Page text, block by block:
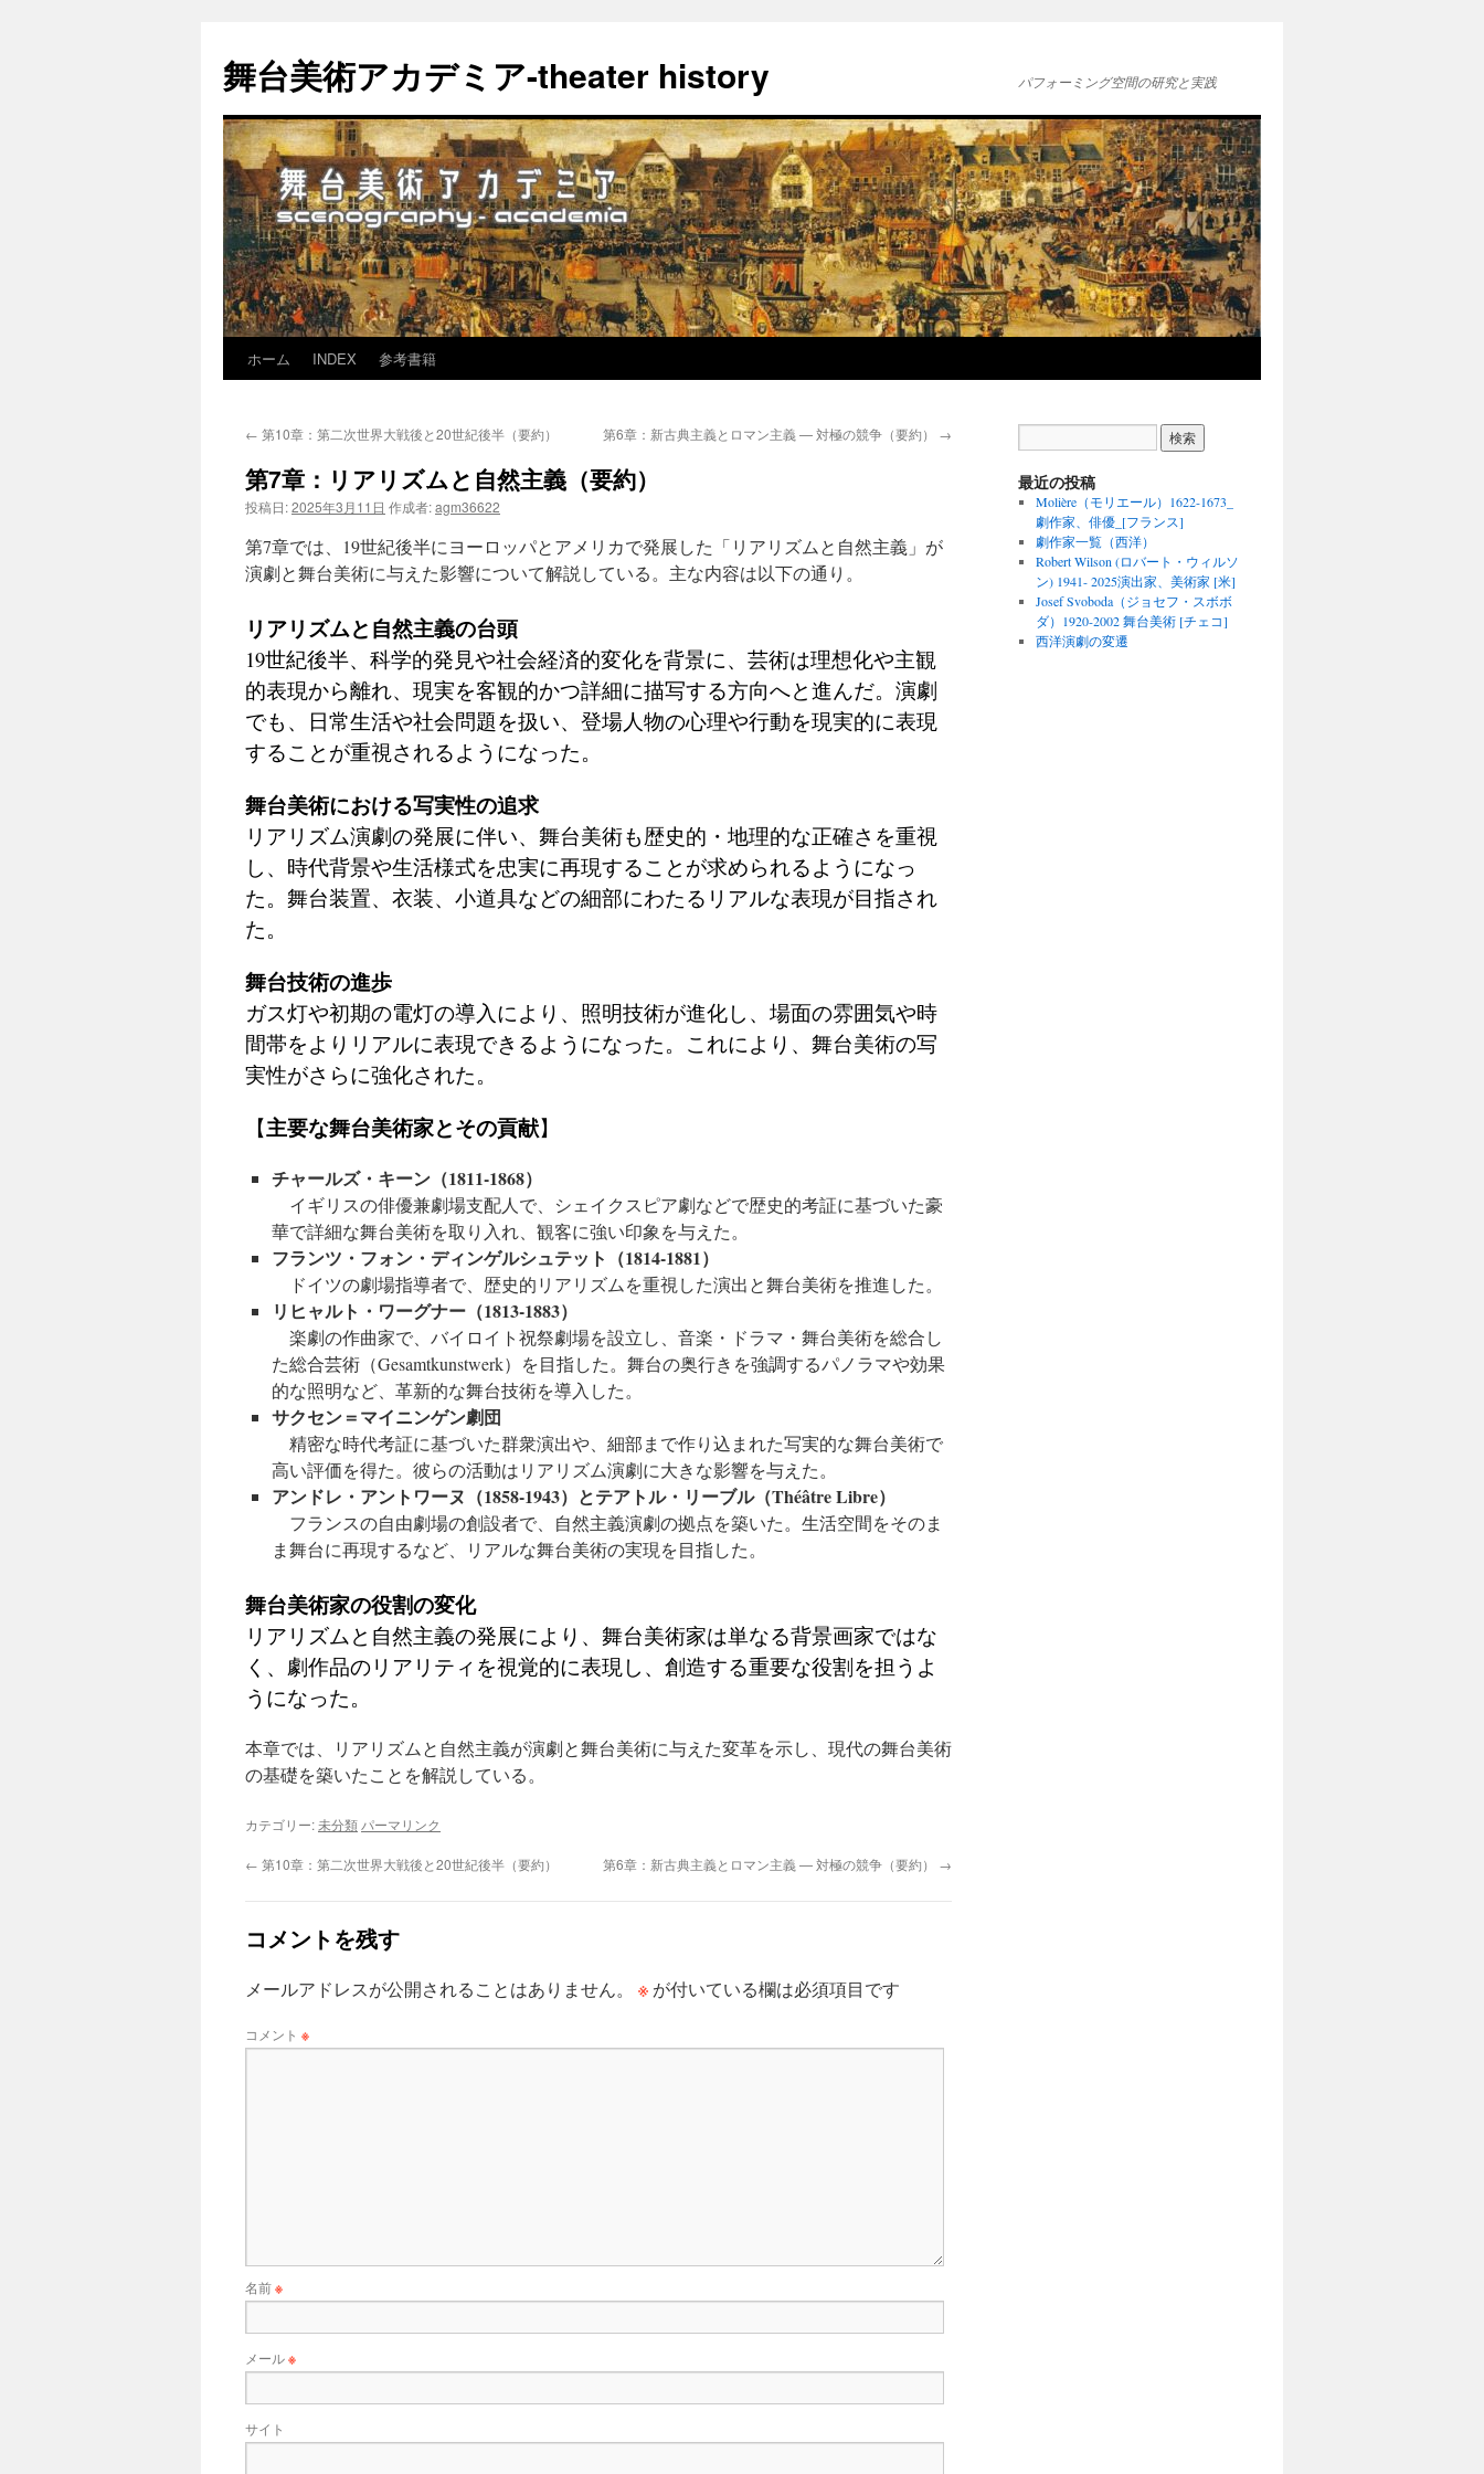
舞台美術アカデミア-theater history パフォーミング空間の研究と実践
へ
ホーム INDEX 参考書籍
← 第10章：第二次世界大戦後と20世紀後半（要約） 第6章：新古典主義とロマン主義 — 対極の競争（要約） →
第7章：リアリズムと自然主義（要約）
投稿日:2025年3月11日 作成者:agm36622
第7章では、19世紀後半にヨーロッパとアメリカで発展した「リアリズムと自然主義」が
演劇と舞台美術に与えた影響について解説している。主な内容は以下の通り。
リアリズムと自然主義の台頭
19世紀後半、科学的発見や社会経済的変化を背景に、芸術は理想化や主観
的表現から離れ、現実を客観的かつ詳細に描写する方向へと進んだ。演劇
でも、日常生活や社会問題を扱い、登場人物の心理や行動を現実的に表現
することが重視されるようになった。
舞台美術における写実性の追求
リアリズム演劇の発展に伴い、舞台美術も歴史的・地理的な正確さを重視
し、時代背景や生活様式を忠実に再現することが求められるようになっ
た。舞台装置、衣装、小道具などの細部にわたるリアルな表現が目指され
た。
舞台技術の進歩
ガス灯や初期の電灯の導入により、照明技術が進化し、場面の雰囲気や時
間帯をよりリアルに表現できるようになった。これにより、舞台美術の写
実性がさらに強化された。
【主要な舞台美術家とその貢献】
チャールズ・キーン（1811-1868）
イギリスの俳優兼劇場支配人で、シェイクスピア劇などで歴史的考証に基づいた豪
華で詳細な舞台美術を取り入れ、観客に強い印象を与えた。
フランツ・フォン・ディンゲルシュテット（1814-1881）
ドイツの劇場指導者で、歴史的リアリズムを重視した演出と舞台美術を推進した。
リヒャルト・ワーグナー（1813-1883）
楽劇の作曲家で、バイロイト祝祭劇場を設立し、音楽・ドラマ・舞台美術を総合し
た総合芸術（Gesamtkunstwerk）を目指した。舞台の奥行きを強調するパノラマや効果
的な照明など、革新的な舞台技術を導入した。
サクセン＝マイニンゲン劇団
精密な時代考証に基づいた群衆演出や、細部まで作り込まれた写実的な舞台美術で
高い評価を得た。彼らの活動はリアリズム演劇に大きな影響を与えた。
アンドレ・アントワーヌ（1858-1943）とテアトル・リーブル（Théâtre Libre）
フランスの自由劇場の創設者で、自然主義演劇の拠点を築いた。生活空間をそのま
ま舞台に再現するなど、リアルな舞台美術の実現を目指した。
舞台美術家の役割の変化
リアリズムと自然主義の発展により、舞台美術家は単なる背景画家ではな
く、劇作品のリアリティを視覚的に表現し、創造する重要な役割を担うよ
うになった。
本章では、リアリズムと自然主義が演劇と舞台美術に与えた変革を示し、現代の舞台美術
の基礎を築いたことを解説している。
カテゴリー:未分類 パーマリンク
← 第10章：第二次世界大戦後と20世紀後半（要約） 第6章：新古典主義とロマン主義 — 対極の競争（要約） →
コメントを残す
メールアドレスが公開されることはありません。 ※ が付いている欄は必須項目です
コメント ※
名前※
メール※
サイト
最近の投稿
Molière（モリエール）1622-1673_
劇作家、俳優_[フランス]
劇作家一覧（西洋）
Robert Wilson (ロバート・ウィルソ
ン) 1941- 2025演出家、美術家 [米]
Josef Svoboda（ジョセフ・スボボ
ダ）1920-2002 舞台美術 [チェコ]
西洋演劇の変遷